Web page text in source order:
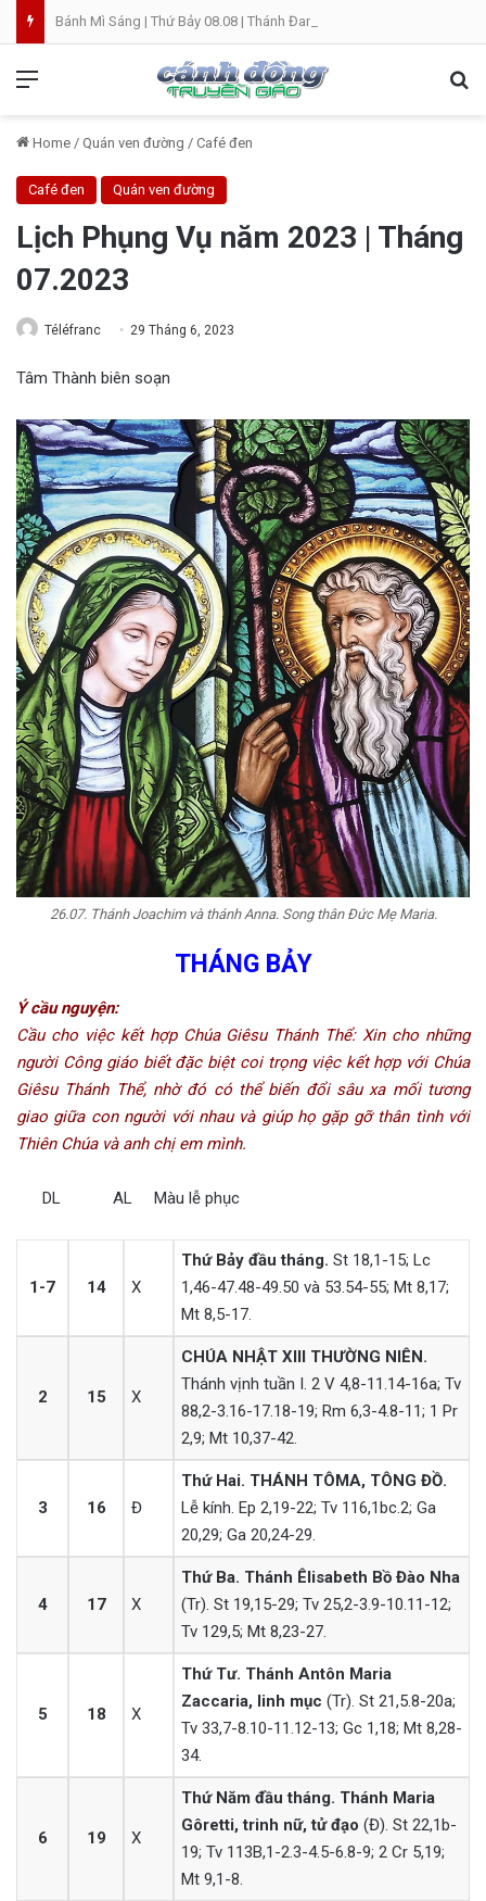
Bánh Mì Sáng | Thứ Bảy 08.08 | Thánh Đaminh, Linh mục
Home / Quán ven đường / Café đen
Café đen Quán ven đường
Lịch Phụng Vụ năm 2023 | Tháng
07.2023
Téléfranc 29 Tháng 6, 2023
Tâm Thành biên soạn
26.07. Thánh Joachim và thánh Anna. Song thân Đức Mẹ Maria.
THÁNG BẢY
Ý cầu nguyện:
Cầu cho việc kết hợp Chúa Giêsu Thánh Thể: Xin cho những
người Công giáo biết đặc biệt coi trọng việc kết hợp với Chúa
Giêsu Thánh Thể, nhờ đó có thể biến đổi sâu xa mối tương
giao giữa con người với nhau và giúp họ gặp gỡ thân tình với
Thiên Chúa và anh chị em mình.
DL AL Màu lễ phục
1-7 14 X
Thứ Bảy đầu tháng. St 18,1-15; Lc
1,46-47.48-49.50 và 53.54-55; Mt 8,17;
Mt 8,5-17.
2 15 X
CHÚA NHẬT XIII THƯỜNG NIÊN.
Thánh vịnh tuần I. 2 V 4,8-11.14-16a; Tv
88,2-3.16-17.18-19; Rm 6,3-4.8-11; 1 Pr
2,9; Mt 10,37-42.
3 16 Đ
Thứ Hai. THÁNH TÔMA, TÔNG ĐỒ.
Lễ kính. Ep 2,19-22; Tv 116,1bc.2; Ga
20,29; Ga 20,24-29.
4 17 X
Thứ Ba. Thánh Êlisabeth Bồ Đào Nha
(Tr). St 19,15-29; Tv 25,2-3.9-10.11-12;
Tv 129,5; Mt 8,23-27.
5 18 X
Thứ Tư. Thánh Antôn Maria
Zaccaria, linh mục (Tr). St 21,5.8-20a;
Tv 33,7-8.10-11.12-13; Gc 1,18; Mt 8,28-
34.
6 19 X
Thứ Năm đầu tháng. Thánh Maria
Gôretti, trinh nữ, tử đạo (Đ). St 22,1b-
19; Tv 113B,1-2.3-4.5-6.8-9; 2 Cr 5,19;
Mt 9,1-8.